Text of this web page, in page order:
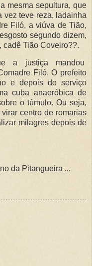
mesma sepultura, que
vez teve reza, ladainha
Filó, a viúva de Tião,
segundo dizem,
Tião Coveiro??.
a justiça mandou
Filó. O prefeito
e depois do serviço
cuba anaeróbica de
o túmulo. Ou seja,
centro de romarias
milagres depois de
da Pitangueira ...